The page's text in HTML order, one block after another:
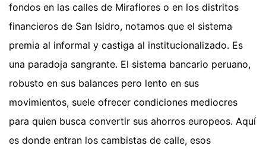
fondos en las calles de Miraflores o en los distritos
financieros de San Isidro, notamos que el sistema
premia al informal y castiga al institucionalizado. Es
una paradoja sangrante. El sistema bancario peruano,
robusto en sus balances pero lento en sus
movimientos, suele ofrecer condiciones mediocres
para quien busca convertir sus ahorros europeos. Aquí
es donde entran los cambistas de calle, esos